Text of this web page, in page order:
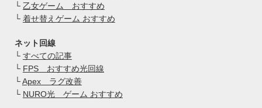
└ 乙女ゲーム おすすめ
└ 着せ替えゲーム おすすめ
ネット回線
└ すべての記事
└ FPS おすすめ光回線
└Apex ラグ改善
└ NURO光 ゲーム おすすめ